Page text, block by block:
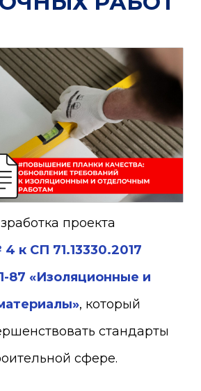
проекта
к СП 71.13330.2017
87 «Изоляционные и
, который
стандарты
сфере.